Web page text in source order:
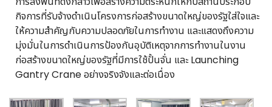
กิจการที่รับจ้างดำเนินโครงการก่อสร้างขนาดใหญ่ของรัฐใส่ใจและ
ให้ความสำคัญกับความปลอดภัยในการทำงาน และแสดงถึงความ
มุ่งมั่นในการดำเนินการป้องกันอุบัติเหตุจากการทำงานในงาน
ก่อสร้างขนาดใหญ่ของรัฐที่มีการใช้ปั้นจั่น และ Launching
Gantry Crane อย่างจริงจังและต่อเนื่อง